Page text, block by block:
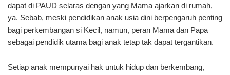
dapat di PAUD selaras dengan yang Mama ajarkan di rumah,
ya. Sebab, meski pendidikan anak usia dini berpengaruh penting
bagi perkembangan si Kecil, namun, peran Mama dan Papa
sebagai pendidik utama bagi anak tetap tak dapat tergantikan.
Setiap anak mempunyai hak untuk hidup dan berkembang,